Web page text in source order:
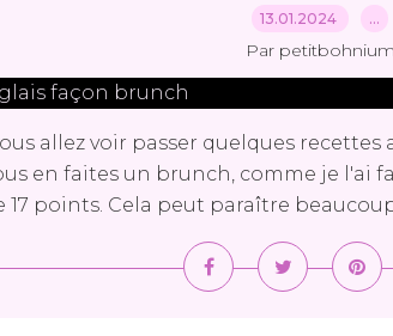
13.01.2024 …
Par petitbohnium
allez voir passer quelques
en faites un brunch, comme je l'ai
17 points. Cela peut paraître